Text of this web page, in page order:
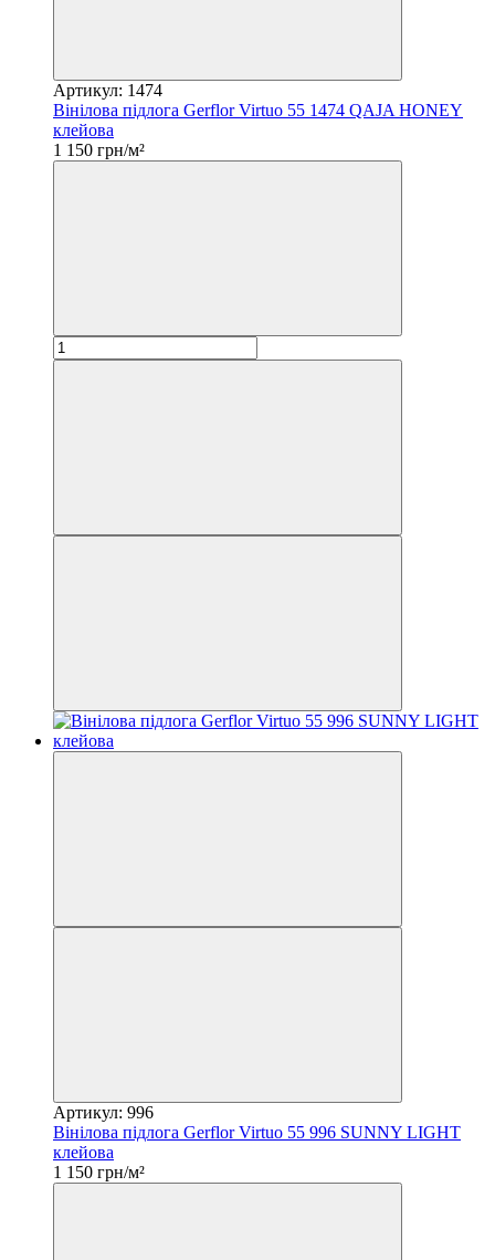
Артикул: 1474
Вінілова підлога Gerflor Virtuo 55 1474 QAJA HONEY
клейова
1 150 грн/м²
Артикул: 996
Вінілова підлога Gerflor Virtuo 55 996 SUNNY LIGHT
клейова
1 150 грн/м²